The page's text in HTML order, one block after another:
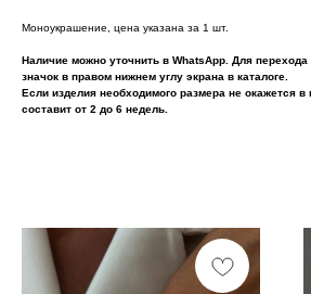
Моноукрашение, цена указана за 1 шт.
Наличие можно уточнить в WhatsApp. Для
значок в правом нижнем углу экрана в каталоге.
Если изделия необходимого размера не окажется в
составит от 2 до 6 недель.